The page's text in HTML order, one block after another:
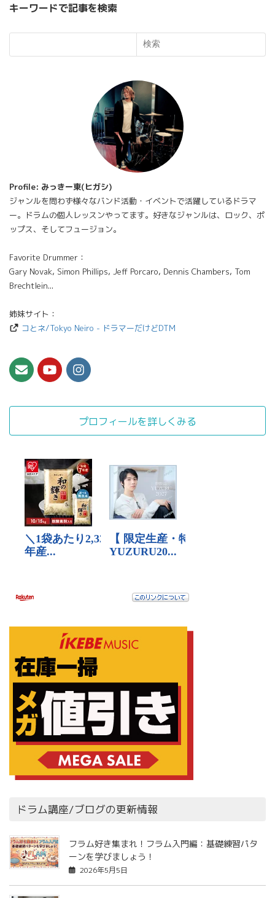
キーワードで記事を検索
検索
Profile: みっきー東(ヒガシ)
ジャンルを問わず様々なバンド活動・イベントで活躍しているドラマ
ー。ドラムの個人レッスンやってます。好きなジャンルは、ロック、ポ
ップス、そしてフュージョン。
Favorite Drummer：
Gary Novak, Simon Phillips, Jeff Porcaro, Dennis Chambers, Tom
Brechtlein...
姉妹サイト：
コとネ/Tokyo Neiro - ドラマーだけどDTM
プロフィールを詳しくみる
ドラム講座/ブログの更新情報
フラム好き集まれ！フラム入門編：基礎練習パタ
ーンを学びましょう！
2026年5月5日